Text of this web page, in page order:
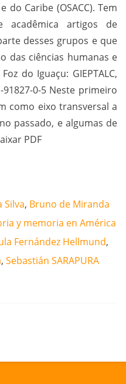
NA
AMÉRICA
Caribe (OSACC). Tem
acadêmica artigos de
desses grupos e que
das ciências humanas e
do Iguaçu: GIEPTALC,
0-5 Neste primeiro
como eixo transversal a
passado, e algumas de
PDF
Silva, Bruno de Miranda
y memoria en América
Fernández Hellmund,
, Sebastián SARAPURA